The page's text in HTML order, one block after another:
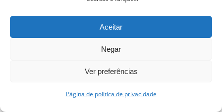
Aceitar
Negar
Ver preferências
Página de política de privacidade
contratos empresariais e estruturação jurídica
preventiva. Podemos ajudar sua empresa a
implementar sistemas documentais, analisar riscos de
clientes, padronizar fluxos comerciais e criar contratos
personalizados que realmente funcionam na prática.
Não espere o prejuízo chegar para buscar ajuda.